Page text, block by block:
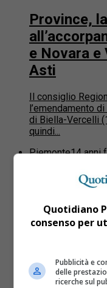
Province,
e Novara e
Asti
Il consiglio
l’emendamento
di Biella-Vercelli
quindi...
Piemonte14 anni
Il Cal del
da 8 a 4
Il Consiglio delle
proposta di
spending review,
Quotidiano
consenso per
Pubblicità e
delle
ricerche sul